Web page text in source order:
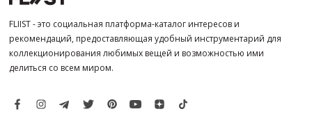
FLIIST - это социальная платформа-каталог интересов и
рекомендаций, предоставляющая удобный инструментарий для
коллекционирования любимых вещей и возможностью ими
делиться со всем миром.